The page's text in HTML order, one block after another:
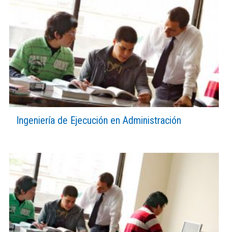
Ingeniería de Ejecución en Administración